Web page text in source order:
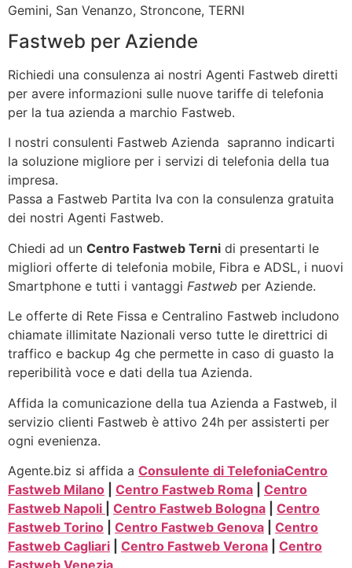
Gemini, San Venanzo, Stroncone, TERNI
Fastweb per Aziende
Richiedi una consulenza ai nostri Agenti Fastweb diretti
per avere informazioni sulle nuove tariffe di telefonia
per la tua azienda a marchio Fastweb.
I nostri consulenti Fastweb Azienda sapranno indicarti
la soluzione migliore per i servizi di telefonia della tua
impresa.
Passa a Fastweb Partita Iva con la consulenza gratuita
dei nostri Agenti Fastweb.
Chiedi ad un Centro Fastweb Terni di presentarti le
migliori offerte di telefonia mobile, Fibra e ADSL, i nuovi
Smartphone e tutti i vantaggi Fastweb per Aziende.
Le offerte di Rete Fissa e Centralino Fastweb includono
chiamate illimitate Nazionali verso tutte le direttrici di
traffico e backup 4g che permette in caso di guasto la
reperibilità voce e dati della tua Azienda.
Affida la comunicazione della tua Azienda a Fastweb, il
servizio clienti Fastweb è attivo 24h per assisterti per
ogni evenienza.
Agente.biz si affida a Consulente di TelefoniaCentro
Fastweb Milano
Centro Fastweb Roma
Centro
Fastweb Napoli
Centro Fastweb Bologna
Centro
Fastweb Torino
Centro Fastweb Genova
Centro
Fastweb Cagliari
Centro Fastweb Verona
Centro
Fastweb Venezia